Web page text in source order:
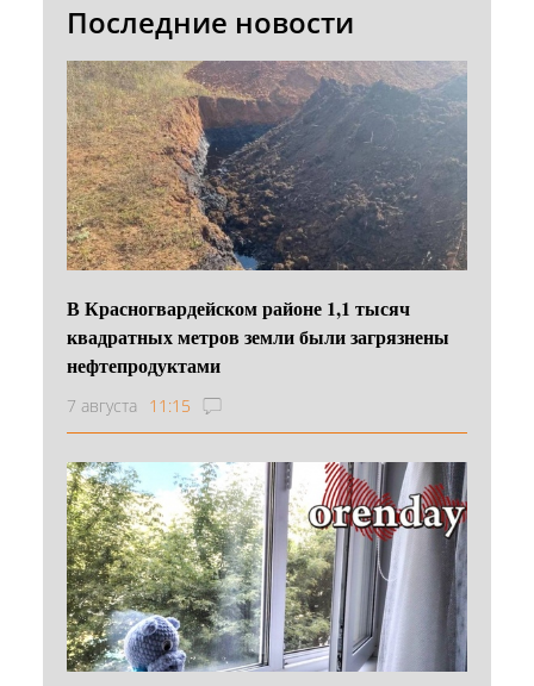
Последние новости
В Красногвардейском районе 1,1 тысяч
квадратных метров земли были загрязнены
нефтепродуктами
7 августа 11:15